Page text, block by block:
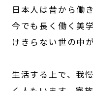
日本人は昔から働
今でも長く働く美
けきらない世の中
生活する上で、我